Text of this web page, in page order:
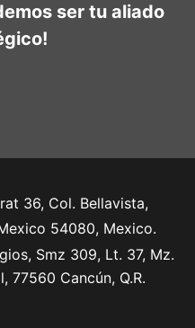
ser tu aliado
36, Col. Bellavista,
54080, Mexico.
Smz 309, Lt. 37, Mz.
77560 Cancún, Q.R.